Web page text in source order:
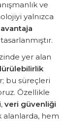
ve
yalnızca
yer alan
bu süreçleri
Özellikle
, veri güvenliği
alanlarda, hem